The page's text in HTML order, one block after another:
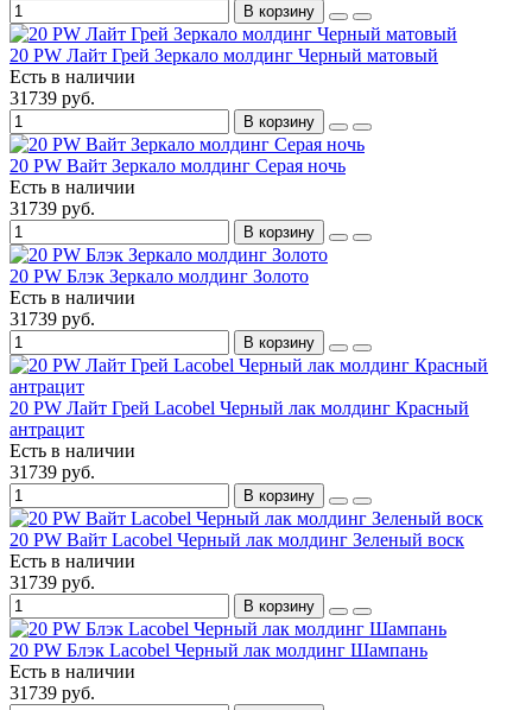
В корзину
20 PW Лайт Грей Зеркало молдинг Черный матовый
Есть в наличии
31739 руб.
В корзину
20 PW Вайт Зеркало молдинг Серая ночь
Есть в наличии
31739 руб.
В корзину
20 PW Блэк Зеркало молдинг Золото
Есть в наличии
31739 руб.
В корзину
20 PW Лайт Грей Lacobel Черный лак молдинг Красный
антрацит
Есть в наличии
31739 руб.
В корзину
20 PW Вайт Lacobel Черный лак молдинг Зеленый воск
Есть в наличии
31739 руб.
В корзину
20 PW Блэк Lacobel Черный лак молдинг Шампань
Есть в наличии
31739 руб.